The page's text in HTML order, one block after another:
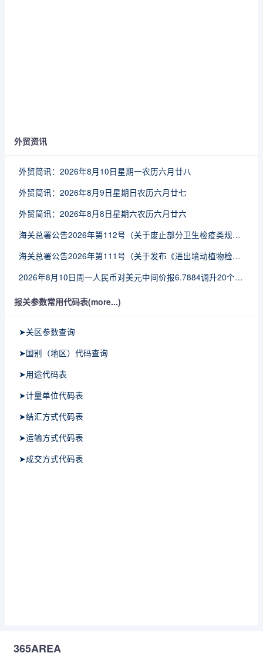
外贸资讯
外贸简讯：2026年8月10日星期一农历六月廿八
外贸简讯：2026年8月9日星期日农历六月廿七
外贸简讯：2026年8月8日星期六农历六月廿六
海关总署公告2026年第112号（关于废止部分卫生检疫类规范性文件的公告）
海关总署公告2026年第111号（关于发布《进出境动植物检疫处理监督管理工作规定》《进出境卫生处理监督管理工作规定》的公告）
2026年8月10日周一人民币对美元中间价报6.7884调升20个基点
报关参数常用代码表(more...)
➤关区参数查询
➤国别（地区）代码查询
➤用途代码表
➤计量单位代码表
➤结汇方式代码表
➤运输方式代码表
➤成交方式代码表
365AREA